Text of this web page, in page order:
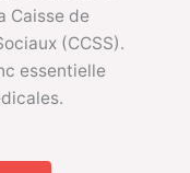
Caisse de
(CCSS).
essentielle